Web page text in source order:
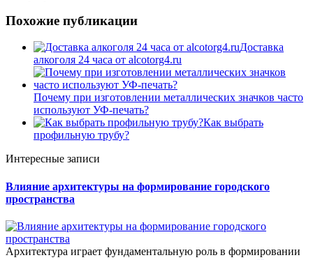
Похожие публикации
Доставка
алкоголя 24 часа от alcotorg4.ru
Почему при изготовлении металлических значков часто
используют УФ-печать?
Как выбрать
профильную трубу?
Интересные записи
Влияние архитектуры на формирование городского
пространства
Архитектура играет фундаментальную роль в формировании